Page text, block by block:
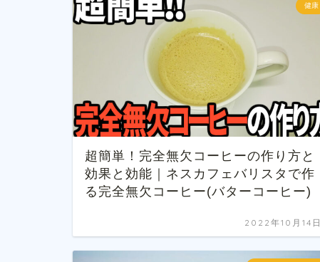
健康
超簡単！完全無欠コーヒーの作り方と
効果と効能｜ネスカフェバリスタで作
る完全無欠コーヒー(バターコーヒー)
2022年10月14日